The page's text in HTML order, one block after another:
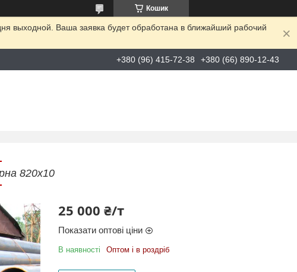
Кошик
выходной. Ваша заявка будет обработана в ближайший рабочий
+380 (96) 415-72-38 +380 (66) 890-12-43
820х10
25 000 ₴/т
Показати оптові ціни
В наявності Оптом і в роздріб